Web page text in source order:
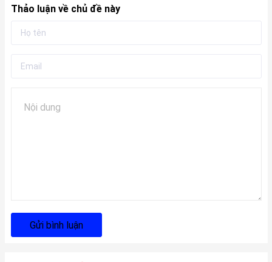
Thảo luận về chủ đề này
Gửi bình luận